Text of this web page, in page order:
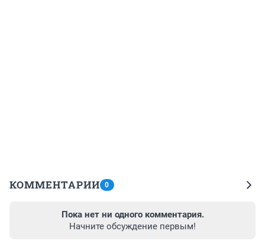
КОММЕНТАРИИ 0
Пока нет ни одного комментария.
Начните обсуждение первым!